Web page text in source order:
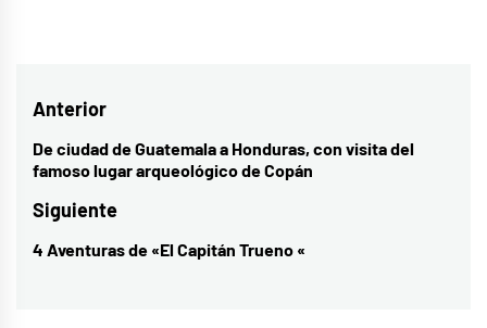
Navegación
de
entradas
Anterior
Entrada
anterior:
De ciudad de Guatemala a Honduras, con visita del
famoso lugar arqueológico de Copán
Siguiente
Entrada
4 Aventuras de «El Capitán Trueno «